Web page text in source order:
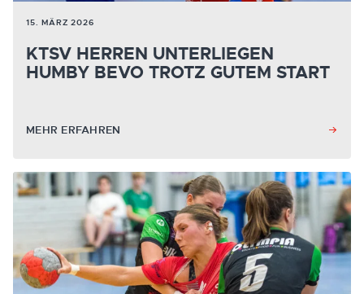
15. MÄRZ 2026
KTSV HERREN UNTERLIEGEN
HUMBY BEVO TROTZ GUTEM START
MEHR ERFAHREN